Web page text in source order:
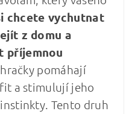
chcete vychutnat
z domu a
příjemnou
pomáhají
a stimulují jeho
Tento druh